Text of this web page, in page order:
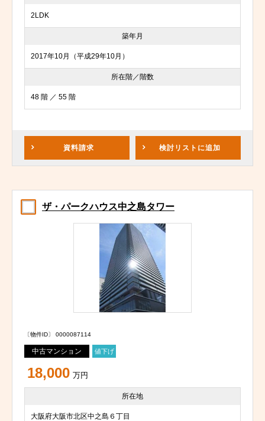
2LDK
築年月
2017年10月（平成29年10月）
所在階／階数
48 階 ／ 55 階
資料請求 検討リスト に追加
ザ・パークハウス中之島タワー
〔物件ID〕 0000087114
中古マンション 値下げ
18,000 万円
所在地
大阪府大阪市北区中之島６丁目